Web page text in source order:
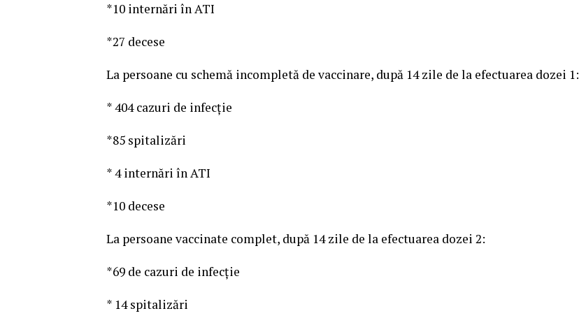
*10 internări în ATI
*27 decese
La persoane cu schemă incompletă de vaccinare, după 14 zile de la efectuarea dozei 1:
* 404 cazuri de infecţie
*85 spitalizări
* 4 internări în ATI
*10 decese
La persoane vaccinate complet, după 14 zile de la efectuarea dozei 2:
*69 de cazuri de infecţie
* 14 spitalizări